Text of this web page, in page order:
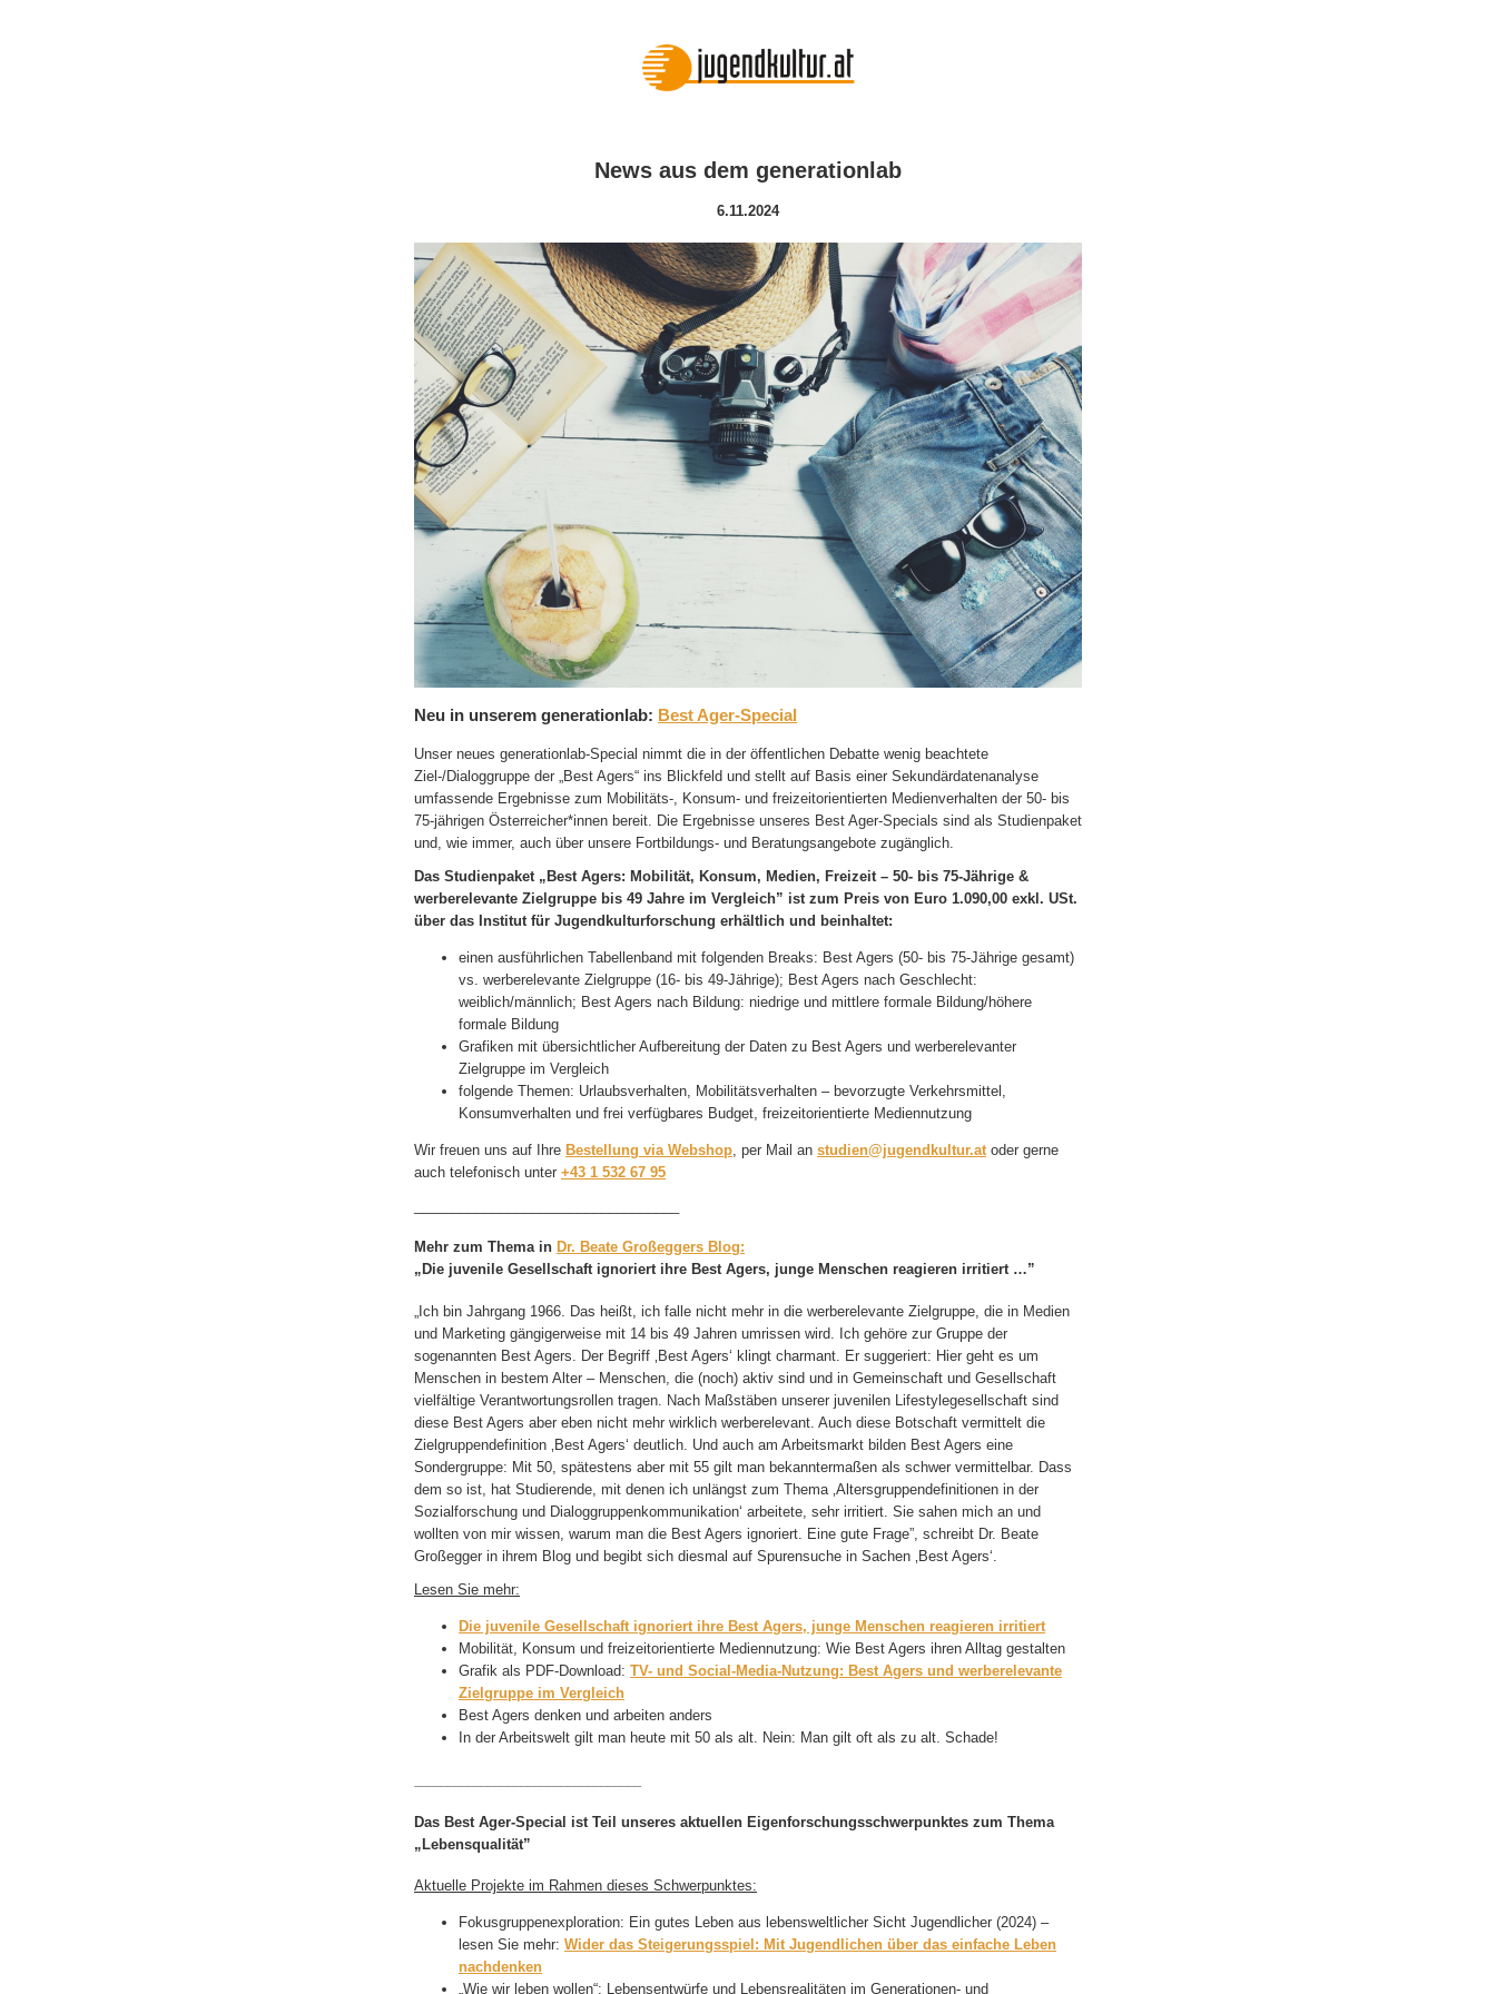
News aus dem generationlab
6.11.2024
Neu in unserem generationlab: Best Ager-Special
Unser neues generationlab-Special nimmt die in der öffentlichen Debatte wenig beachtete
Ziel-/Dialoggruppe der „Best Agers“ ins Blickfeld und stellt auf Basis einer Sekundärdatenanalyse
umfassende Ergebnisse zum Mobilitäts-, Konsum- und freizeitorientierten Medienverhalten der 50- bis
75-jährigen Österreicher*innen bereit. Die Ergebnisse unseres Best Ager-Specials sind als Studienpaket
und, wie immer, auch über unsere Fortbildungs- und Beratungsangebote zugänglich.
Das Studienpaket „Best Agers: Mobilität, Konsum, Medien, Freizeit – 50- bis 75-Jährige &
werberelevante Zielgruppe bis 49 Jahre im Vergleich” ist zum Preis von Euro 1.090,00 exkl. USt.
über das Institut für Jugendkulturforschung erhältlich und beinhaltet:
einen ausführlichen Tabellenband mit folgenden Breaks: Best Agers (50- bis 75-Jährige gesamt)
vs. werberelevante Zielgruppe (16- bis 49-Jährige); Best Agers nach Geschlecht:
weiblich/männlich; Best Agers nach Bildung: niedrige und mittlere formale Bildung/höhere
formale Bildung
Grafiken mit übersichtlicher Aufbereitung der Daten zu Best Agers und werberelevanter
Zielgruppe im Vergleich
folgende Themen: Urlaubsverhalten, Mobilitätsverhalten – bevorzugte Verkehrsmittel,
Konsumverhalten und frei verfügbares Budget, freizeitorientierte Mediennutzung
Wir freuen uns auf Ihre Bestellung via Webshop, per Mail an studien@jugendkultur.atoder gerne
auch telefonisch unter +43 1 532 67 95
Mehr zum Thema in Dr. Beate Großeggers Blog:
„Die juvenile Gesellschaft ignoriert ihre Best Agers, junge Menschen reagieren irritiert …”
„Ich bin Jahrgang 1966. Das heißt, ich falle nicht mehr in die werberelevante Zielgruppe, die in Medien
und Marketing gängigerweise mit 14 bis 49 Jahren umrissen wird. Ich gehöre zur Gruppe der
sogenannten Best Agers. Der Begriff ‚Best Agers‘ klingt charmant. Er suggeriert: Hier geht es um
Menschen in bestem Alter – Menschen, die (noch) aktiv sind und in Gemeinschaft und Gesellschaft
vielfältige Verantwortungsrollen tragen. Nach Maßstäben unserer juvenilen Lifestylegesellschaft sind
diese Best Agers aber eben nicht mehr wirklich werberelevant. Auch diese Botschaft vermittelt die
Zielgruppendefinition ‚Best Agers‘ deutlich. Und auch am Arbeitsmarkt bilden Best Agers eine
Sondergruppe: Mit 50, spätestens aber mit 55 gilt man bekanntermaßen als schwer vermittelbar. Dass
dem so ist, hat Studierende, mit denen ich unlängst zum Thema ‚Altersgruppendefinitionen in der
Sozialforschung und Dialoggruppenkommunikation‘ arbeitete, sehr irritiert. Sie sahen mich an und
wollten von mir wissen, warum man die Best Agers ignoriert. Eine gute Frage”, schreibt Dr. Beate
Großegger in ihrem Blog und begibt sich diesmal auf Spurensuche in Sachen ‚Best Agers‘.
Lesen Sie mehr:
Die juvenile Gesellschaft ignoriert ihre Best Agers, junge Menschen reagieren irritiert
Mobilität, Konsum und freizeitorientierte Mediennutzung: Wie Best Agers ihren Alltag gestalten
Grafik als PDF-Download: TV- und Social-Media-Nutzung: Best Agers und werberelevante
Zielgruppe im Vergleich
Best Agers denken und arbeiten anders
In der Arbeitswelt gilt man heute mit 50 als alt. Nein: Man gilt oft als zu alt. Schade!
Das Best Ager-Special ist Teil unseres aktuellen Eigenforschungsschwerpunktes zum Thema
„Lebensqualität”
Aktuelle Projekte im Rahmen dieses Schwerpunktes:
Fokusgruppenexploration: Ein gutes Leben aus lebensweltlicher Sicht Jugendlicher (2024) –
lesen Sie mehr: Wider das Steigerungsspiel: Mit Jugendlichen über das einfache Leben
nachdenken
„Wie wir leben wollen“: Lebensentwürfe und Lebensrealitäten im Generationen- und